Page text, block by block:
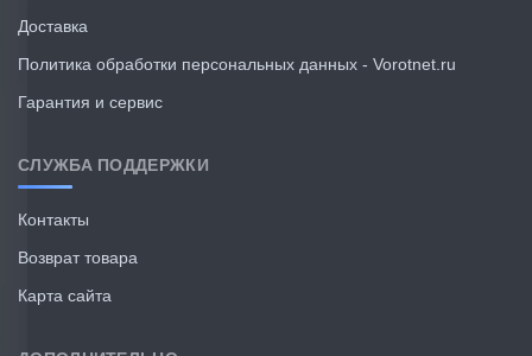
Доставка
Политика обработки персональных данных - Vorotnet.ru
Гарантия и сервис
СЛУЖБА ПОДДЕРЖКИ
Контакты
Возврат товара
Карта сайта